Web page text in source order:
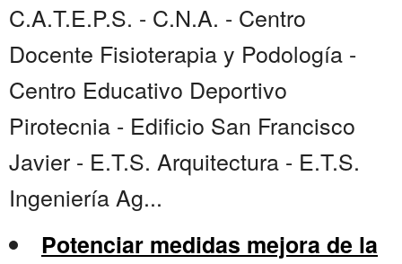
C.A.T.E.P.S. - C.N.A. - Centro
Docente Fisioterapia y Podología -
Centro Educativo Deportivo
Pirotecnia - Edificio San Francisco
Javier - E.T.S. Arquitectura - E.T.S.
Ingeniería Ag...
Potenciar medidas mejora de la